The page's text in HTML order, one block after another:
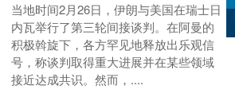
当地时间2月26日，伊朗与美国在瑞士日
内瓦举行了第三轮间接谈判。在阿曼的
积极斡旋下，各方罕见地释放出乐观信
号，称谈判取得重大进展并在某些领域
接近达成共识。然而，....